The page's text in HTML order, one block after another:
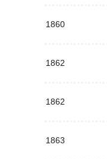
1860
1862
1862
1863